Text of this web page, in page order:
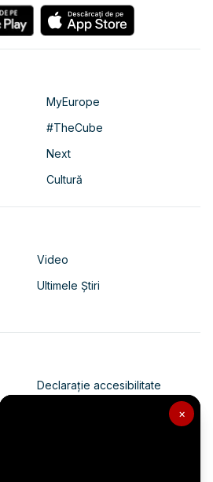
×
MyEurope
#TheCube
Next
Cultură
Video
Ultimele Știri
Declarație accesibilitate
Politica de confidențialitate